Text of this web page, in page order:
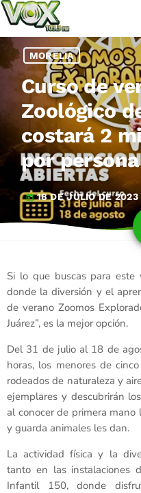
MORELIA
Curso de
Zoológico
costará 2
por persona
today 18 DE JULIO DE 2023
Si lo que buscas para
donde la diversión y el
de verano Zoomos
Juárez”, es la mejor opción.
Del 31 de julio al 18 de
horas, los menores de
rodeados de naturaleza y
ejemplares y descubrirán
al conocer de primera mano
y guarda animales les dan.
La actividad física y la
tanto en las instalaciones
Infantil 150, donde